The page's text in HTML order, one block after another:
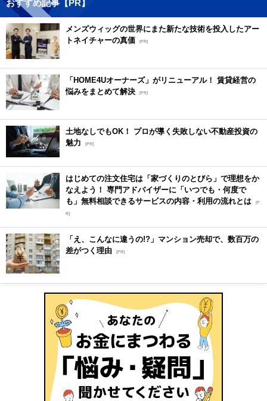
おすすめ記事【PR】
メンズウィッグの世界にまた新たな技術を投入したアー
トネイチャーの真価 [PR]
「HOME4Uオーナーズ」がリニューアル！ 賃貸経営の
悩みをまとめて解決 [PR]
土地なしでもOK！ プロが導く失敗しない不動産投資の
魅力
[PR]
はじめての注文住宅は「家づくりのとびら」で理想をか
なえよう！ 専門アドバイザーに「いつでも・何度で
も」無料相談できるサービスの内容・利用の流れとは [P
R]
「え、こんなに違うの!?」マンション売却で、数百万の
差がつく理由 [PR]